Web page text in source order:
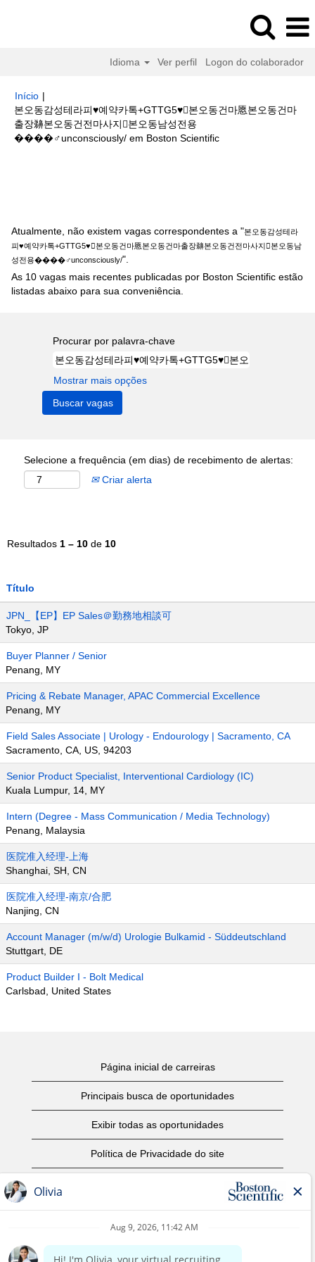
Idioma Ver perfil Logon do colaborador
Início |
본오동감성테라피♥예약카톡+GTTG5♥본오동건마㥦본오동건마
출장䶏본오동건전마사지본오동남성전용
����‍♂️unconsciously/ em Boston Scientific(página
Atualmente, não existem vagas correspondentes a "본오동감성테라
피♥예약카톡+GTTG5♥본오동건마㥦본오동건마출장䶏본오동건전마사지본오동남
성전용����‍♂️unconsciously/".
As 10 vagas mais recentes publicadas por Boston Scientific estão
listadas abaixo para sua conveniência.
Procurar por palavra-chave
Mostrar mais opções
Selecione a frequência (em dias) de recebimento de alertas:
Criar alerta
Resultados 1 – 10 de 10
Título
JPN_【EP】EP Sales＠勤務地相談可
Tokyo, JP
Buyer Planner / Senior
Penang, MY
Pricing & Rebate Manager, APAC Commercial Excellence
Penang, MY
Field Sales Associate | Urology - Endourology | Sacramento, CA
Sacramento, CA, US, 94203
Senior Product Specialist, Interventional Cardiology (IC)
Kuala Lumpur, 14, MY
Intern (Degree - Mass Communication / Media Technology)
Penang, Malaysia
医院准入经理-上海
Shanghai, SH, CN
医院准入经理-南京/合肥
Nanjing, CN
Account Manager (m/w/d) Urologie Bulkamid - Süddeutschland
Stuttgart, DE
Product Builder I - Bolt Medical
Carlsbad, United States
Página inicial de carreiras
Principais busca de oportunidades
Exibir todas as oportunidades
Política de Privacidade do site
Aviso de Direitos Autorais